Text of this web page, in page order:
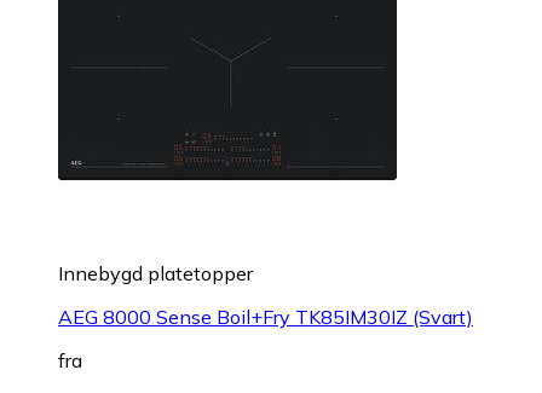
Innebygd platetopper
AEG 8000 Sense Boil+Fry TK85IM30IZ (Svart)
fra